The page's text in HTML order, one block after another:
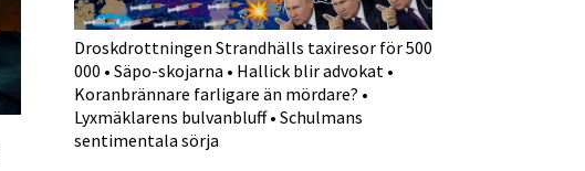
Droskdrottningen Strandhälls taxiresor för 500
000 • Säpo-skojarna • Hallick blir advokat •
Koranbrännare farligare än mördare? •
Lyxmäklarens bulvanbluff • Schulmans
sentimentala sörja